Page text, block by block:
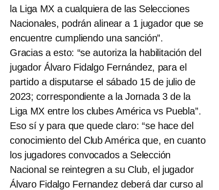
la Liga MX a cualquiera de las Selecciones
Nacionales, podrán alinear a 1 jugador que se
encuentre cumpliendo una sanción”.
Gracias a esto: “se autoriza la habilitación del
jugador Álvaro Fidalgo Fernández, para el
partido a disputarse el sábado 15 de julio de
2023; correspondiente a la Jornada 3 de la
Liga MX entre los clubes América vs Puebla”.
Eso sí y para que quede claro: “se hace del
conocimiento del Club América que, en cuanto
los jugadores convocados a Selección
Nacional se reintegren a su Club, el jugador
Álvaro Fidalgo Fernandez deberá dar curso al